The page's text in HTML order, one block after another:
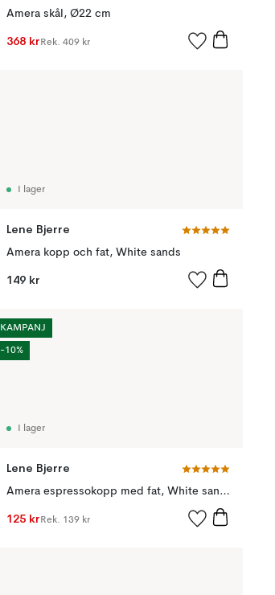
Amera skål, Ø22 cm
368 kr Rek. 409 kr
I lager
Lene Bjerre
Amera kopp och fat, White sands
149 kr
I lager
Lene Bjerre
Amera espressokopp med fat, White sands
125 kr Rek. 139 kr
KAMPANJ
-10%